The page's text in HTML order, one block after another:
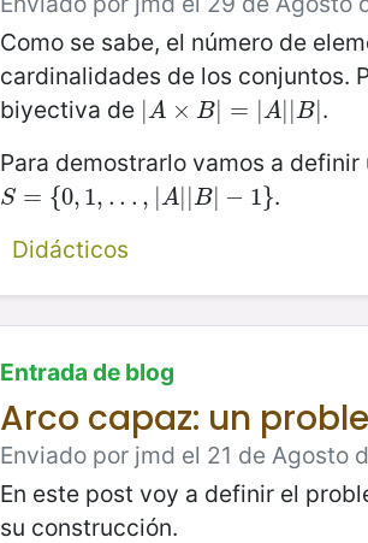
Como se sabe, el número de
cardinalidades de los conjuntos.
biyectiva de
A × B = A| B|
A×B |= A|| B|
.
Para demostrarlo vamos a
S = {0, 1, . . . , A| B| − 1}
S={0,1,.. .,| A | |B −1
.
Didácticos
Entrada de blog
Arco capaz: un
Enviado por jmd el 21 de Agosto
En este post voy a definir el
su construcción.